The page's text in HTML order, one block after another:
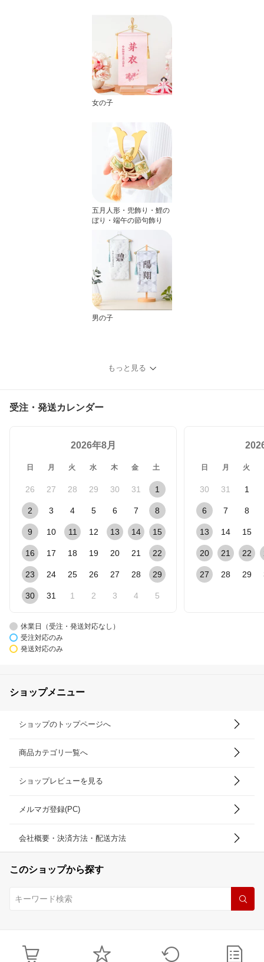
女の子
五月人形・兜飾り・鯉の
ぼり・端午の節句飾り
男の子
もっと見る
受注・発送カレンダー
2026年8月
日 月 火 水 木 金 土
26 27 28 29 30 31 1
2 3 4 5 6 7 8
9 10 11 12 13 14 15
16 17 18 19 20 21 22
23 24 25 26 27 28 29
30 31 1 2 3 4 5
日 月 火
30 31 1
6 7 8
13 14 15
20 21 22
27 28 29
休業日（受注・発送対応なし）
受注対応のみ
発送対応のみ
ショップメニュー
ショップのトップページへ
商品カテゴリ一覧へ
ショップレビューを見る
メルマガ登録(PC)
会社概要・決済方法・配送方法
このショップから探す